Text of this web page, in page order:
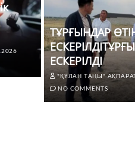
NO COMMENTS
ТҰРҒЫНДАР
ЕСКЕРІЛДІ
"ҚҰЛАН ТАҢЫ"
NO COMMENTS